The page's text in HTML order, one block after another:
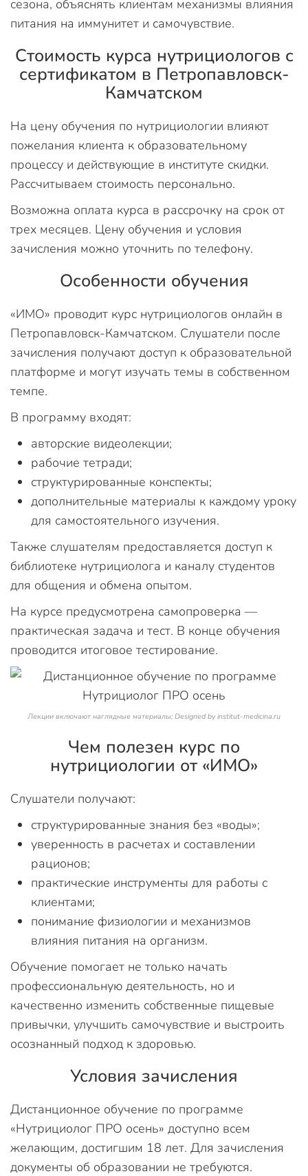
сезона, объяснять клиентам механизмы влияния
питания на иммунитет и самочувствие.
Стоимость курса нутрициологов с
сертификатом в Петропавловск-
Камчатском
На цену обучения по нутрициологии влияют
пожелания клиента к образовательному
процессу и действующие в институте скидки.
Рассчитываем стоимость персонально.
Возможна оплата курса в рассрочку на срок от
трех месяцев. Цену обучения и условия
зачисления можно уточнить по телефону.
Особенности обучения
«ИМО» проводит курс нутрициологов онлайн в
Петропавловск-Камчатском. Слушатели после
зачисления получают доступ к образовательной
платформе и могут изучать темы в собственном
темпе.
В программу входят:
авторские видеолекции;
рабочие тетради;
структурированные конспекты;
дополнительные материалы к каждому уроку
для самостоятельного изучения.
Также слушателям предоставляется доступ к
библиотеке нутрициолога и каналу студентов
для общения и обмена опытом.
На курсе предусмотрена самопроверка —
практическая задача и тест. В конце обучения
проводится итоговое тестирование.
Лекции включают наглядные материалы; Designed by institut-medicina.ru
Чем полезен курс по
нутрициологии от «ИМО»
Слушатели получают:
структурированные знания без «воды»;
уверенность в расчетах и составлении
рационов;
практические инструменты для работы с
клиентами;
понимание физиологии и механизмов
влияния питания на организм.
Обучение помогает не только начать
профессиональную деятельность, но и
качественно изменить собственные пищевые
привычки, улучшить самочувствие и выстроить
осознанный подход к здоровью.
Условия зачисления
Дистанционное обучение по программе
«Нутрициолог ПРО осень» доступно всем
желающим, достигшим 18 лет. Для зачисления
документы об образовании не требуются.